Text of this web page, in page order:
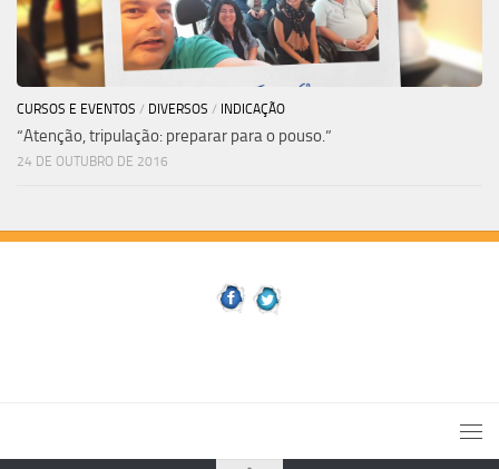
CURSOS E EVENTOS / DIVERSOS / INDICAÇÃO
“Atenção, tripulação: preparar para o pouso.”
24 DE OUTUBRO DE 2016